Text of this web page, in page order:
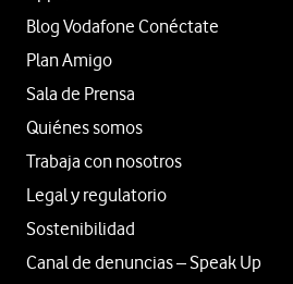
Blog Vodafone Conéctate
Plan Amigo
Sala de Prensa
Quiénes somos
Trabaja con nosotros
Legal y regulatorio
Sostenibilidad
Canal de denuncias – Speak Up